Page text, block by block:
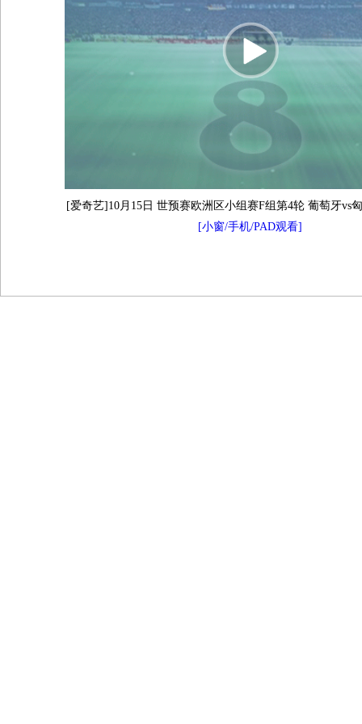
[爱奇艺]10月15日 世预赛欧洲区小组赛F组第4轮 葡萄牙vs
[小窗/手机/PAD观看]